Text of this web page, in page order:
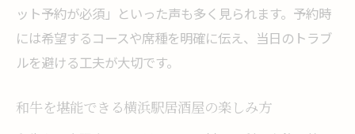
ット予約が必須」といった声も多く見られます。予約時
には希望するコースや席種を明確に伝え、当日のトラブ
ルを避ける工夫が大切です。
和牛を堪能できる横浜駅居酒屋の楽しみ方